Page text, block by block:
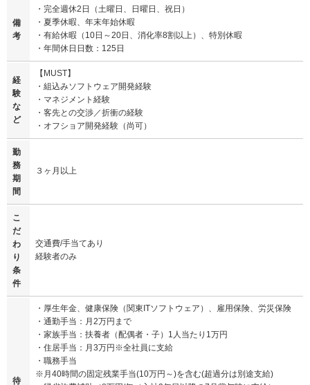
備
考
・完全週休2日（土曜日、日曜日、祝日）
・夏季休暇、年末年始休暇
・有給休暇（10日～20日、消化率8割以上）、特別休暇
・年間休日日数：125日
経
験
な
ど
【MUST】
・組込みソフトウェア開発経験
・マネジメント経験
・客先との交渉／折衝の経験
・オフショア開発経験（尚可）
勤
務
期
間
３ヶ月以上
こ
だ
わ
り
条
件
交通費/手当てあり
経験者のみ
待
・厚生年金、健康保険（関東ITソフトウェア）、雇用保険、労災保険
・通勤手当：月2万円まで
・家族手当：扶養者（配偶者・子）1人当たり1万円
・住居手当：月3万円※全社員に支給
・職務手当
※月40時間の固定残業手当(10万円～)を含む(超過分は別途支給)